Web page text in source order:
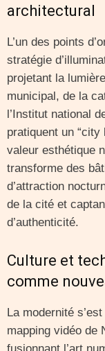
architectural
L’un des points
stratégie
projetant la
municipal, de la
l’Institut national
pratiquent un
valeur esthétique
transforme des
d’attraction
de la cité et
d’authenticité.
Culture et
comme
La modernité
mapping vidéo de